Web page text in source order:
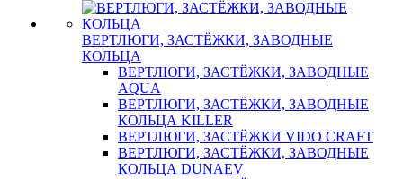
ВЕРТЛЮГИ, ЗАСТЁЖКИ, ЗАВОДНЫЕ
КОЛЬЦА
ВЕРТЛЮГИ, ЗАСТЁЖКИ, ЗАВОДНЫЕ
AQUA
ВЕРТЛЮГИ, ЗАСТЁЖКИ, ЗАВОДНЫЕ
КОЛЬЦА KILLER
ВЕРТЛЮГИ, ЗАСТЁЖКИ VIDO CRAFT
ВЕРТЛЮГИ, ЗАСТЁЖКИ, ЗАВОДНЫЕ
КОЛЬЦА DUNAEV